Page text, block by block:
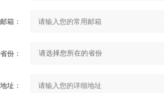
箱：
省份：
址：